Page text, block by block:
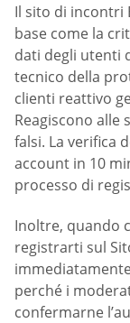
Il sito di incontri
base come la
dati degli utenti
tecnico della
clienti reattivo
Reagiscono alle
falsi. La verifica
account in 10
processo di
Inoltre, quando
registrarti sul
perché i
confermarne